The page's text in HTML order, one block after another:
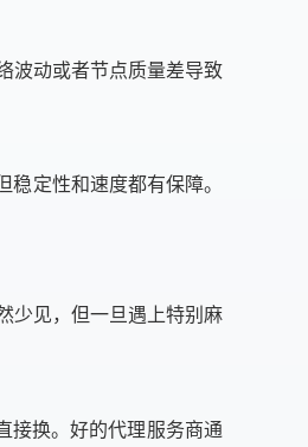
波动或者节点质量差导致
定性和速度都有保障。
少见，但一旦遇上特别麻
接换。好的代理服务商通